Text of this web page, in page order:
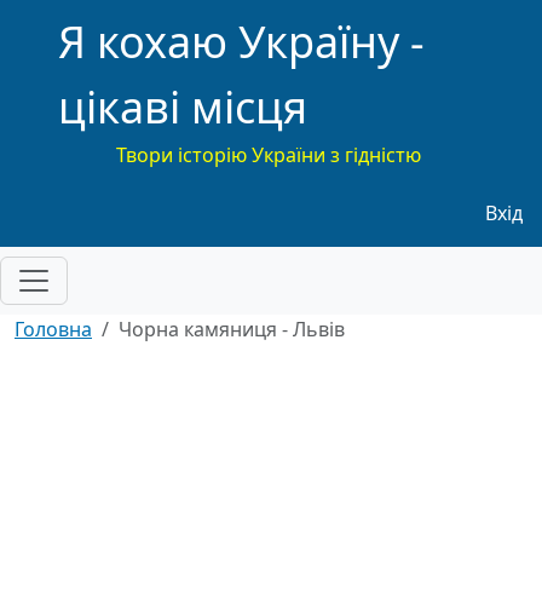
Я кохаю Україну -
цікаві місця
Твори історію України з гідністю
Вхід
Головна Чорна камяниця - Львів